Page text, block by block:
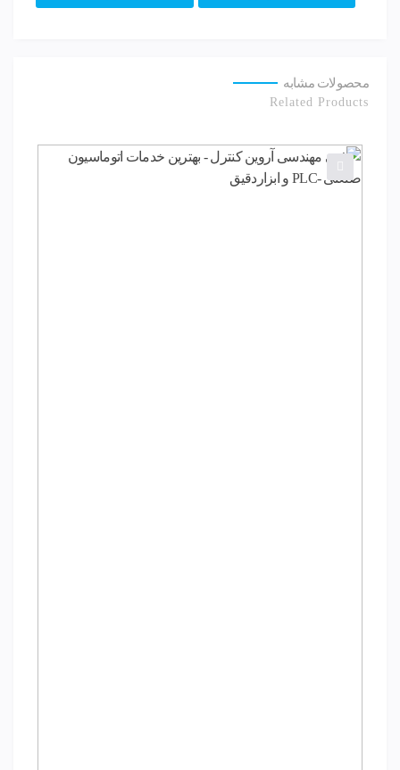
محصولات مشابه
Related Products